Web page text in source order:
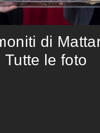
di
Tutte le foto